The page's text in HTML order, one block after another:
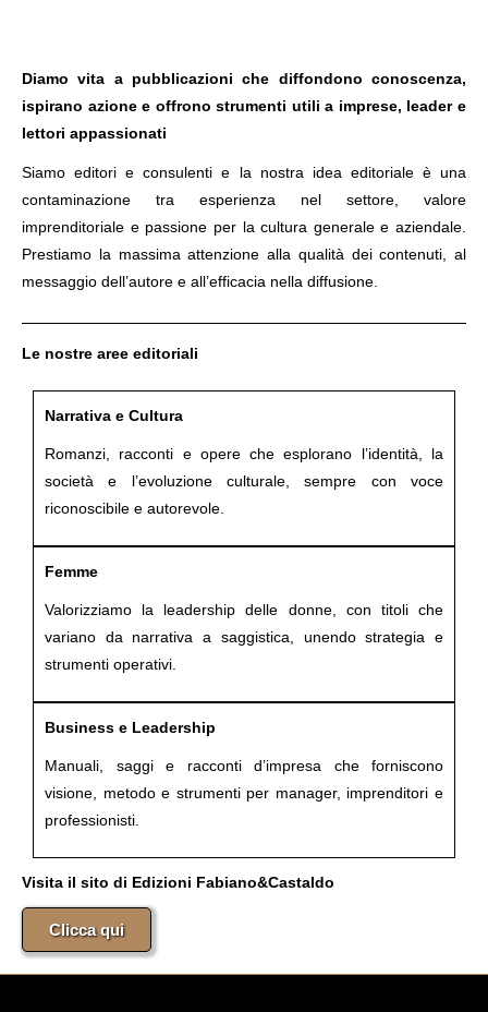
Diamo vita a pubblicazioni che diffondono conoscenza,
ispirano azione e offrono strumenti utili a imprese, leader e
lettori appassionati
Siamo editori e consulenti e la nostra idea editoriale è una
contaminazione tra esperienza nel settore, valore
imprenditoriale e passione per la cultura generale e aziendale.
Prestiamo la massima attenzione alla qualità dei contenuti, al
messaggio dell’autore e all’efficacia nella diffusione.
Le nostre aree editoriali
Narrativa e Cultura
Romanzi, racconti e opere che esplorano l’identità, la
società e l’evoluzione culturale, sempre con voce
riconoscibile e autorevole.
Femme
Valorizziamo la leadership delle donne, con titoli che
variano da narrativa a saggistica, unendo strategia e
strumenti operativi.
Business e Leadership
Manuali, saggi e racconti d’impresa che forniscono
visione, metodo e strumenti per manager, imprenditori e
professionisti.
Visita il sito di Edizioni Fabiano&Castaldo
Clicca qui